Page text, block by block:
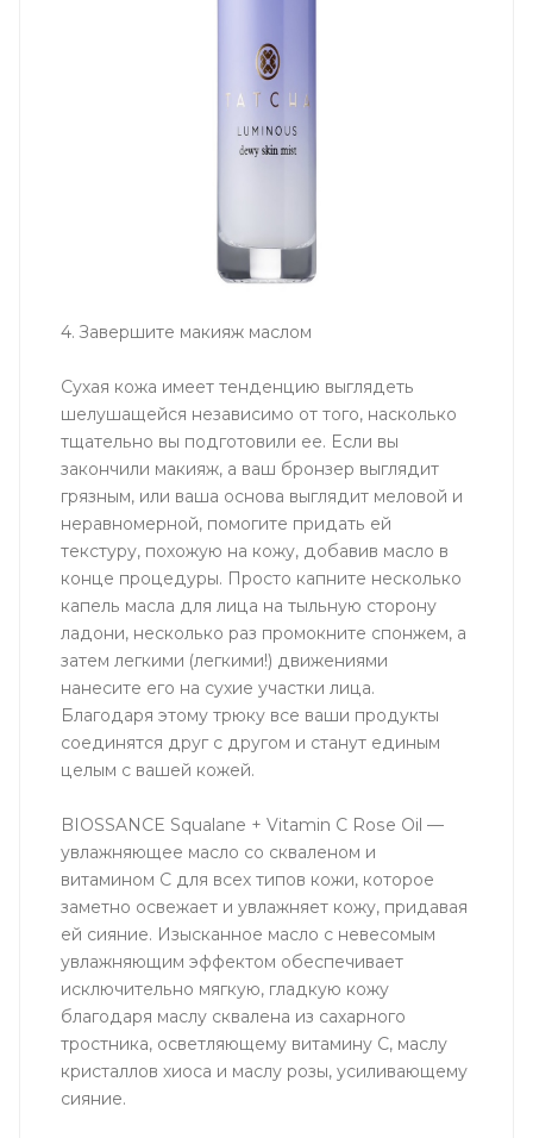
4. Завершите макияж маслом
Сухая кожа имеет тенденцию выглядеть
шелушащейся независимо от того, насколько
тщательно вы подготовили ее. Если вы
закончили макияж, а ваш бронзер выглядит
грязным, или ваша основа выглядит меловой и
неравномерной, помогите придать ей
текстуру, похожую на кожу, добавив масло в
конце процедуры. Просто капните несколько
капель масла для лица на тыльную сторону
ладони, несколько раз промокните спонжем, а
затем легкими (легкими!) движениями
нанесите его на сухие участки лица.
Благодаря этому трюку все ваши продукты
соединятся друг с другом и станут единым
целым с вашей кожей.
BIOSSANCE Squalane + Vitamin C Rose Oil —
увлажняющее масло со скваленом и
витамином С для всех типов кожи, которое
заметно освежает и увлажняет кожу, придавая
ей сияние. Изысканное масло с невесомым
увлажняющим эффектом обеспечивает
исключительно мягкую, гладкую кожу
благодаря маслу сквалена из сахарного
тростника, осветляющему витамину С, маслу
кристаллов хиоса и маслу розы, усиливающему
сияние.